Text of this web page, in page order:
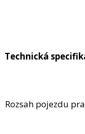
Technická
Rozsah pojezdu